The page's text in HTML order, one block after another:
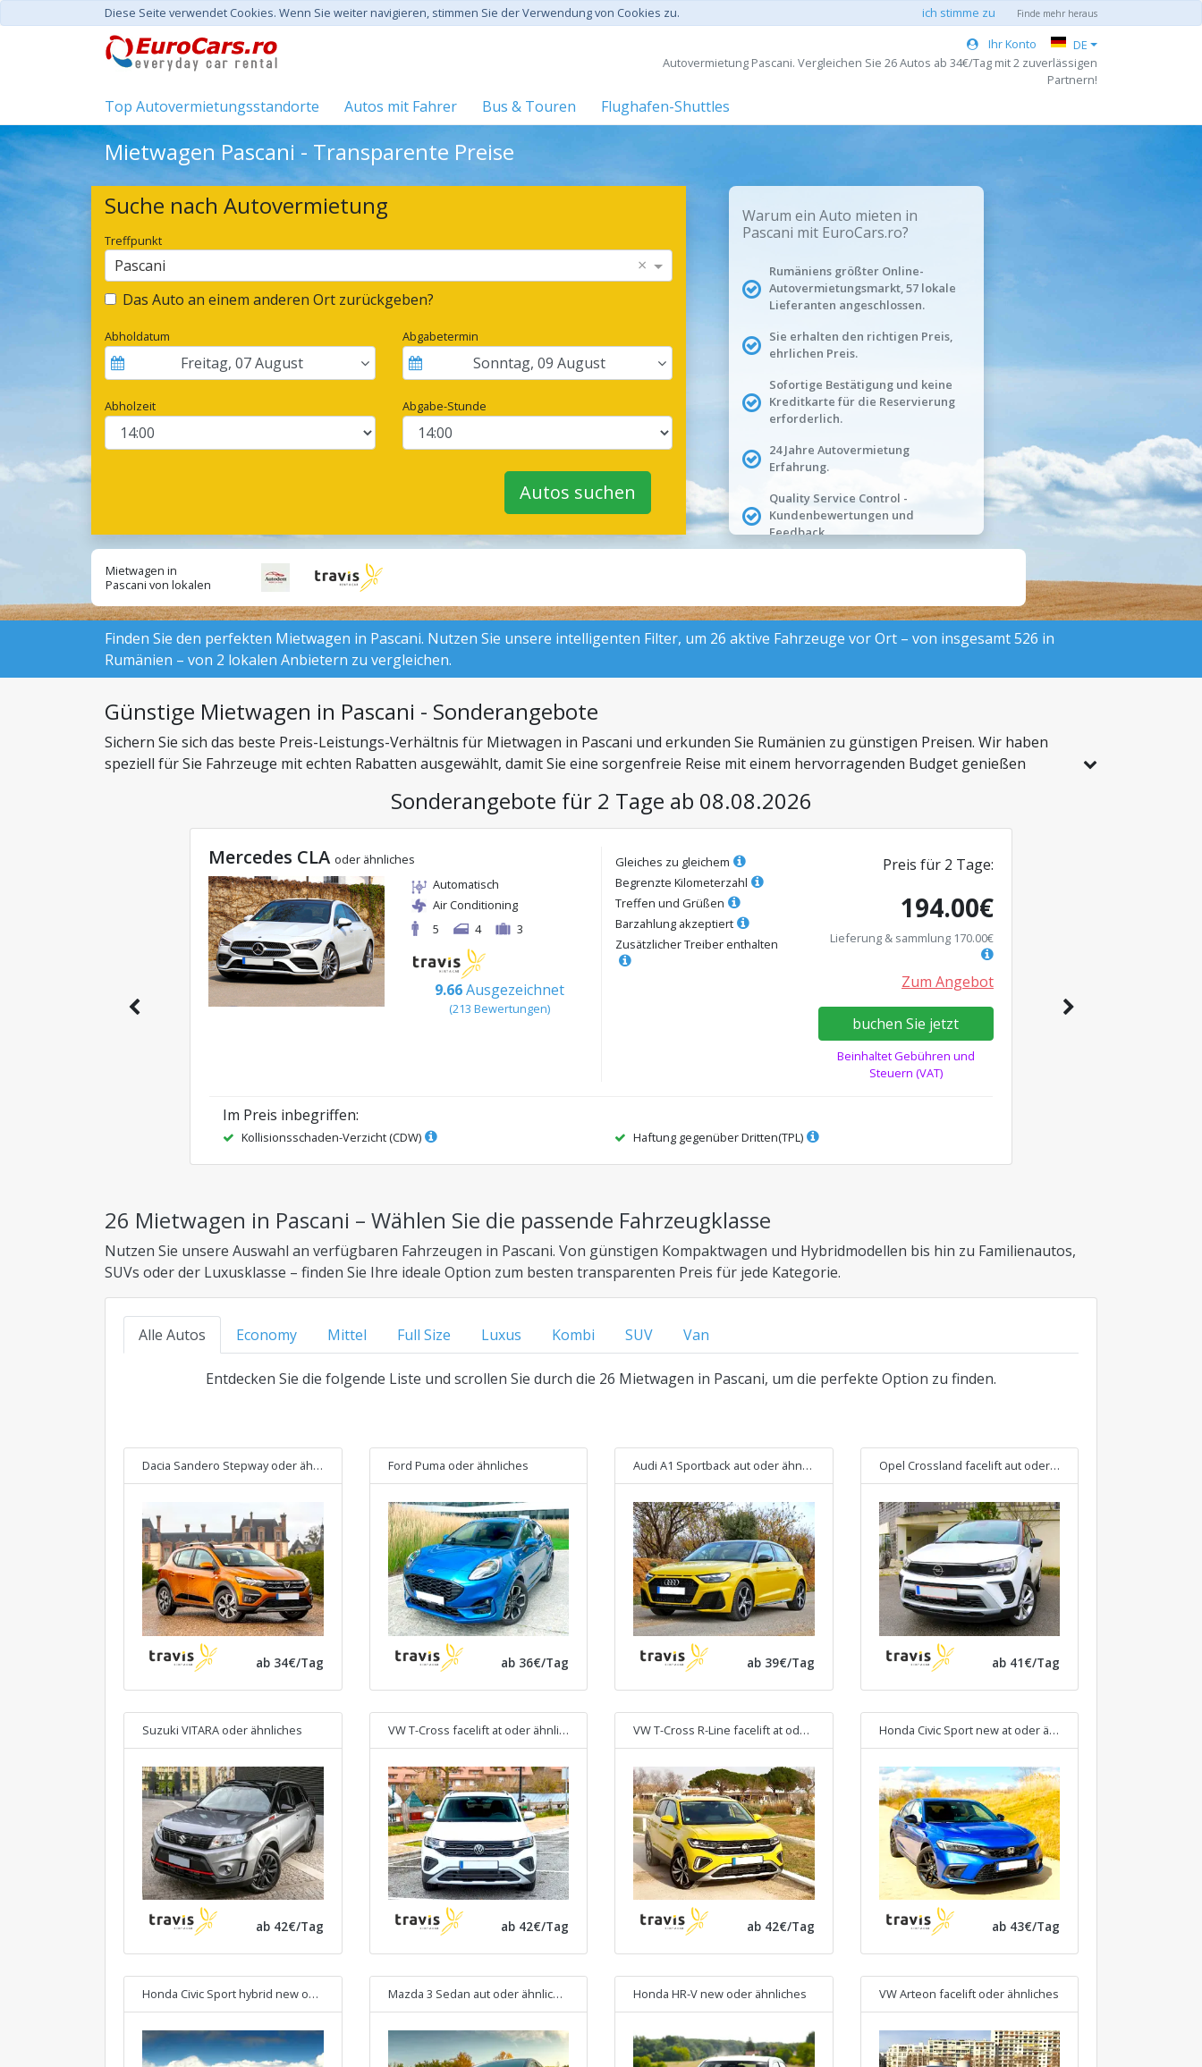
Diese Seite verwendet Cookies. Wenn Sie weiter navigieren, stimmen Sie der Verwendung von Cookies zu. ich stimme zu Finde mehr heraus
Ihr Konto
DE
Autovermietung Pascani. Vergleichen Sie 26 Autos ab 34€/Tag mit 2 zuverlässigen
Partnern!
Top Autovermietungsstandorte Autos mit Fahrer Bus & Touren Flughafen-Shuttles
Mietwagen Pascani - Transparente Preise
Suche nach Autovermietung
Treffpunkt
Pascani ×
Das Auto an einem anderen Ort zurückgeben?
Abholdatum
Freitag,07August
Abgabetermin
Sonntag,09 August
Abholzeit Abgabe-Stunde
Autos suchen
Warum ein Auto mieten in
Pascani mit EuroCars.ro?
Rumäniens größter Online-
Autovermietungsmarkt, 57 lokale
Lieferanten angeschlossen.
Sie erhalten den richtigen Preis,
ehrlichen Preis.
Sofortige Bestätigung und keine
Kreditkarte für die Reservierung
erforderlich.
24 Jahre Autovermietung
Erfahrung.
Quality Service Control -
Kundenbewertungen und
Feedback.
Mietwagen in
Pascani von lokalen
Finden Sie den perfekten Mietwagen in Pascani. Nutzen Sie unsere intelligenten Filter, um 26 aktive Fahrzeuge vor Ort – von insgesamt 526 in
Rumänien – von 2 lokalen Anbietern zu vergleichen.
Günstige Mietwagen in Pascani - Sonderangebote
Sichern Sie sich das beste Preis-Leistungs-Verhältnis für Mietwagen in Pascani und erkunden Sie Rumänien zu günstigen Preisen. Wir haben
speziell für Sie Fahrzeuge mit echten Rabatten ausgewählt, damit Sie eine sorgenfreie Reise mit einem hervorragenden Budget genießen
Sonderangebote für 2 Tage ab 08.08.2026
Mercedes CLA oder ähnliches
Automatisch
Air Conditioning
5
4 3
9.66Ausgezeichnet
(213 Bewertungen)
Gleiches zu gleichem
Begrenzte Kilometerzahl
Treffen und Grüßen
Barzahlung akzeptiert
Zusätzlicher Treiber enthalten
Preis für 2 Tage:
194.00€
Lieferung & sammlung 170.00€
Zum Angebot
buchen Sie jetzt
Beinhaltet Gebühren und
Steuern (VAT)
Im Preis inbegriffen:
Kollisionsschaden-Verzicht (CDW) Haftung gegenüber Dritten(TPL)
26 Mietwagen in Pascani – Wählen Sie die passende Fahrzeugklasse
Nutzen Sie unsere Auswahl an verfügbaren Fahrzeugen in Pascani. Von günstigen Kompaktwagen und Hybridmodellen bis hin zu Familienautos,
SUVs oder der Luxusklasse – finden Sie Ihre ideale Option zum besten transparenten Preis für jede Kategorie.
Alle Autos Economy Mittel Full Size Luxus Kombi SUV Van
Entdecken Sie die folgende Liste und scrollen Sie durch die 26 Mietwagen in Pascani, um die perfekte Option zu finden.
Dacia Sandero Stepwayoder ähnliches
ab 34€/Tag
Ford Puma oder ähnliches
ab 36€/Tag
Audi A1 Sportback aut oder ähnliches
ab 39€/Tag
Opel Crossland facelift aut oder ähnliches
ab 41€/Tag
Suzuki VITARA oder ähnliches
ab 42€/Tag
VW T-Cross facelift at oder ähnliches
ab 42€/Tag
VW T-Cross R-Line facelift at oder ähnliches
ab 42€/Tag
Honda Civic Sport new at oder ähnliches
ab 43€/Tag
Honda Civic Sport hybrid new oder ähnliches Mazda 3 Sedan aut oder ähnliches Honda HR-V new oder ähnliches VW Arteon facelift oder ähnliches